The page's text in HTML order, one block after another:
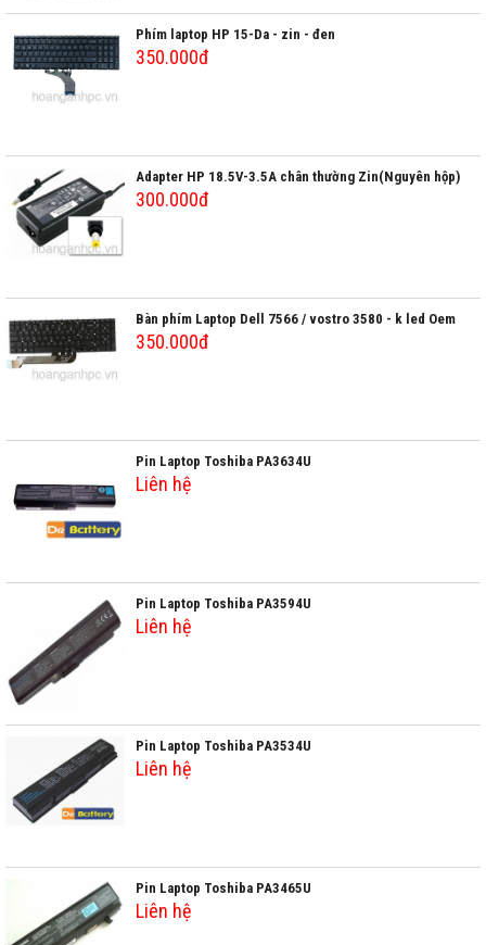
Phím laptop HP 15-Da - zin - đen
350.000đ
Adapter HP 18.5V-3.5A chân thường Zin(Nguyên hộp)
300.000đ
Bàn phím Laptop Dell 7566 / vostro 3580 - k led Oem
350.000đ
Pin Laptop Toshiba PA3634U
Liên hệ
Pin Laptop Toshiba PA3594U
Liên hệ
Pin Laptop Toshiba PA3534U
Liên hệ
Pin Laptop Toshiba PA3465U
Liên hệ